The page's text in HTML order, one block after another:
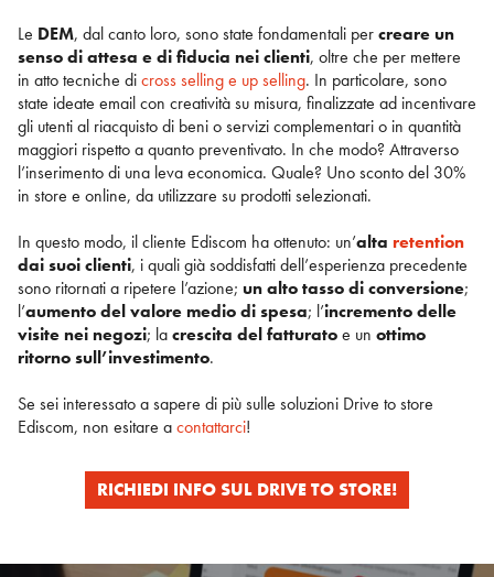
Le DEM, dal canto loro, sono state fondamentali percreare un
senso di attesa e di fiducia nei clienti, oltre che per mettere
in atto tecniche dicross selling e up selling. In particolare, sono
state ideate email con creatività su misura, finalizzate ad incentivare
gli utenti al riacquisto di beni o servizi complementari o in quantità
maggiori rispetto a quanto preventivato. In che modo? Attraverso
l’inserimento di una leva economica. Quale? Uno sconto del 30%
in store e online, da utilizzare su prodotti selezionati.
In questo modo, il cliente Ediscom ha ottenuto: un’alta retention
dai suoi clienti, i quali già soddisfatti dell’esperienza precedente
sono ritornati a ripetere l’azione; un alto tasso di conversione;
l’aumento del valore medio di spesa; l’incremento delle
visite nei negozi; lacrescita del fatturatoe un ottimo
ritorno sull’investimento.
Se sei interessato a sapere di più sulle soluzioni Drive to store
Ediscom, non esitare acontattarci!
RICHIEDI INFO SUL DRIVE TO STORE!